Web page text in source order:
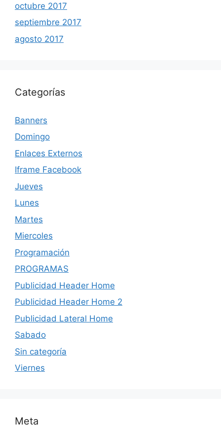
octubre 2017
septiembre 2017
agosto 2017
Categorías
Banners
Domingo
Enlaces Externos
Iframe Facebook
Jueves
Lunes
Martes
Miercoles
Programación
PROGRAMAS
Publicidad Header Home
Publicidad Header Home 2
Publicidad Lateral Home
Sabado
Sin categoría
Viernes
Meta